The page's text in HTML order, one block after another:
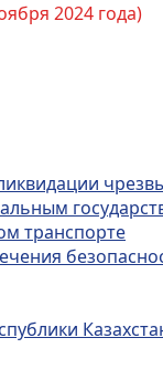
2024 года)
транспорте